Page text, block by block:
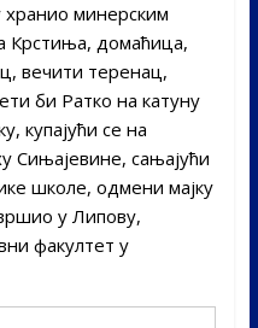
хранио минерским
Крстиња, домаћица,
вечити теренац,
би Ратко на катуну
купајући се на
Сињајевине, сањајући
школе, одмени мајку
у Липову,
факултет у